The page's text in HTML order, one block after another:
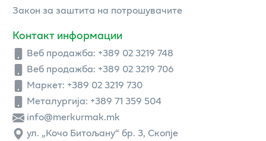
Закон за заштита на потрошувачите
Контакт информации
Веб продажба: +389 02 3219 748
Веб продажба: +389 02 3219 706
Маркет: +389 02 3219 730
Металургија: +389 71 359 504
info@merkurmak.mk
ул. „Кочо Битољану“ бр. 3, Скопје